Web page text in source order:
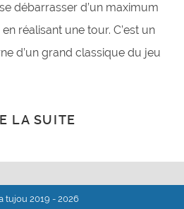
débarrasser d’un maximum
réalisant une tour. C’est un
d’un grand classique du jeu
LA SUITE
tujou 2019 - 2026